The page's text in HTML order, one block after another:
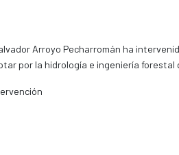
Arroyo Pecharromán ha
por la hidrología e ingeniería